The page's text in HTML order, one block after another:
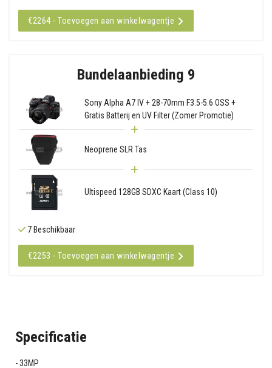
€2264 - Toevoegen aan winkelwagentje
Bundelaanbieding 9
Sony Alpha A7 IV + 28-70mm F3.5-5.6 OSS +
Gratis Batterij en UV Filter (Zomer Promotie)
Neoprene SLR Tas
Ultispeed 128GB SDXC Kaart (Class 10)
7 Beschikbaar
€2253 - Toevoegen aan winkelwagentje
Specificatie
33MP